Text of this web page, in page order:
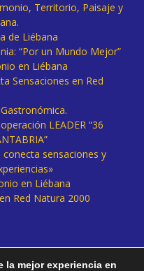
Territorio, Paisaje y
de Liébana
“Por un Mundo Mejor”
en Liébana
Sensaciones en Red
LEADER “36
sensaciones y
en Liébana
Red Natura 2000
la mejor experiencia en